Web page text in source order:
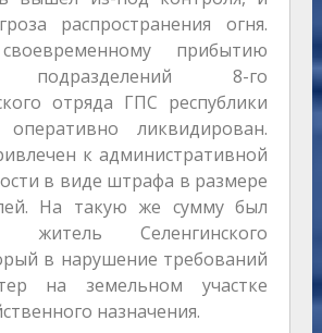
распространения огня.
прибытию
подразделений 8-го
отряда ГПС республики
ликвидирован.
к административной
в виде штрафа в размере
На такую же сумму был
житель Селенгинского
в нарушение требований
на земельном участке
назначения.